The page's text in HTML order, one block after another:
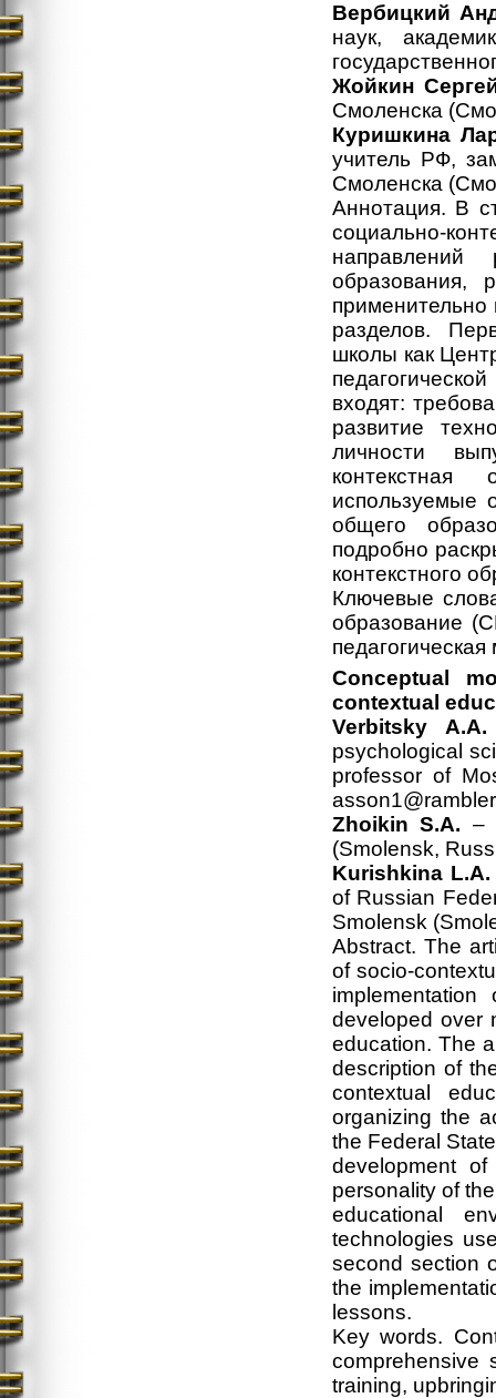
Вербицкий
наук,
Жойкин
Cмоленска
Куришкина
учитель РФ,
Смоленска
Аннотация. В
социально-
направлений
образования,
разделов.
школы как
входят:
развитие
личности
контекстная
используемые
общего
подробно
контекстного
Ключевые
образование
Conceptual
contextual
Verbitsky A.A.
psychological
professor of
Zhoikin S.A. –
(Smolensk,
Kurishkina L.A.
of Russian
Smolensk
Abstract. The
of socio-
developed over
education. The
description of
contextual
organizing the
the Federal
development
personality of
educational
technologies
second section
the
lessons.
Key words.
comprehensive
training,